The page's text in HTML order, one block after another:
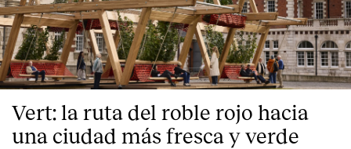
Vert: la ruta del roble rojo hacia
una ciudad más fresca y verde